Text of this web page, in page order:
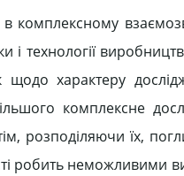
і технології
характеру
комплексне
розподіляючи їх,
робить неможливими